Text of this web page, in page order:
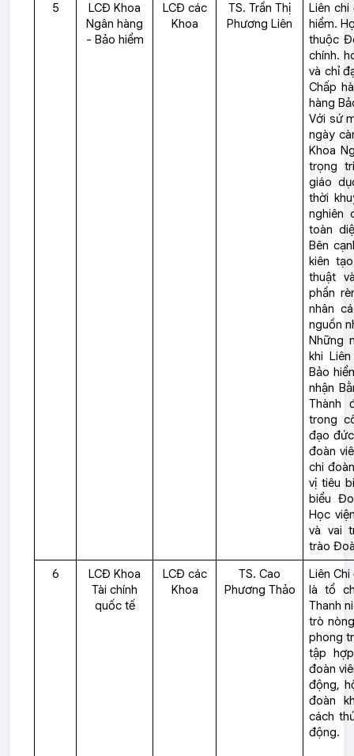
5
LCĐ Khoa
Ngân hàng
- Bảo hiểm
LCĐ các
Khoa
TS. Trần Thị
Phương Liên
Liên
hiểm.
thuộc
chính.
và chỉ
Chấp
hàng
Với sứ
ngày
Khoa
trọng
giáo
thời
nghiên
toàn
Bên
kiên
thuật
phần
nhân
nguồn
Những
khi
Bảo
nhận
Thành
trong
đạo
đoàn
chi
vị tiêu
biểu
Học
và vai
trào
6
LCĐ Khoa
Tài chính
quốc tế
LCĐ các
Khoa
TS. Cao
Phương Thảo
Liên
là tổ
Thanh
trò
phong
tập
đoàn
động,
đoàn
cách
động.